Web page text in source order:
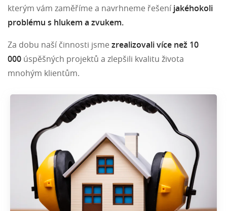
kterým vám zaměříme a navrhneme řešení jakéhokoli
problému s hlukem a zvukem.
Za dobu naší činnosti jsme zrealizovali více než 10
000 úspěšných projektů a zlepšili kvalitu života
mnohým klientům.